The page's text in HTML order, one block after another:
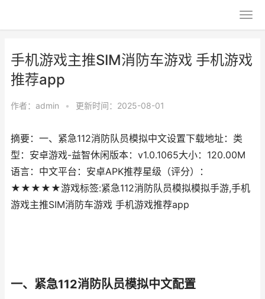
手机游戏主推SIM消防车游戏 手机游戏
推荐app
作者： admin • 更新时间：2025-08-01
摘要：一、紧急112消防队员模拟中文设置下载地址：类
型：安卓游戏-益智休闲版本：v1.0.1065大小：120.00M
语言：中文平台：安卓APK推荐星级（评分）：
★★★★★游戏标签:紧急112消防队员模拟模拟手游,手机
游戏主推SIM消防车游戏 手机游戏推荐app
一、紧急112消防队员模拟中文配置